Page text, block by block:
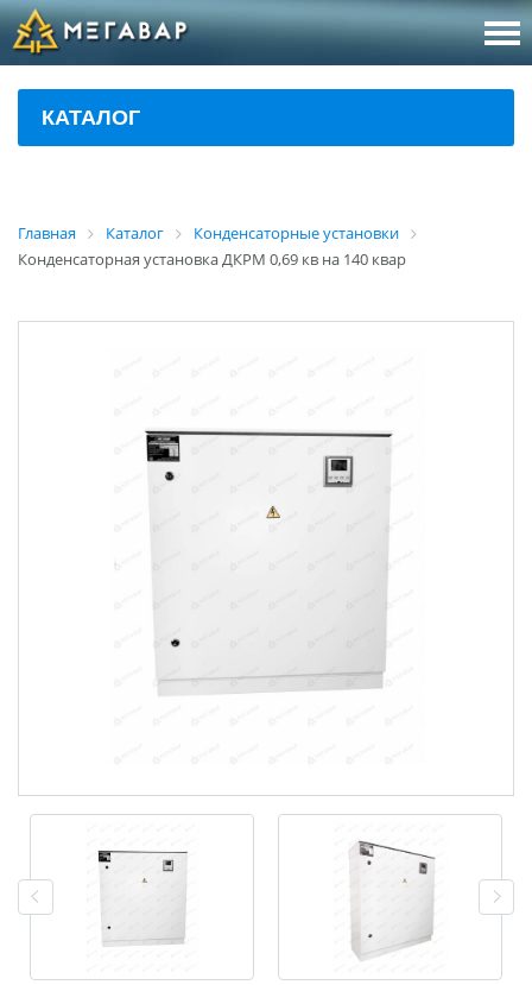
8
КАТАЛОГ
Главная Каталог
Конденсаторные установки
Конденсаторная установка ДКРМ 0,69 кв на 140 квар